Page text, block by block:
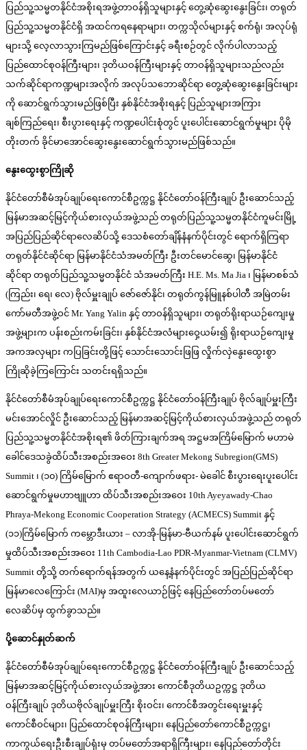
ပြည်သူ့သမ္မတနိုင်ငံအစိုးရအဖွဲ့တာဝန်ရှိသူများနှင့် တွေ့ဆုံဆွေးနွေးခြင်း၊ တရုတ်
ပြည်သူ့သမ္မတနိုင်ငံရှိ အထင်ကရနေရာများ၊ တက္ကသိုလ်များနှင့် စက်ရုံ၊ အလုပ်ရုံ
များသို့ လေ့လာသွားကြမည်ဖြစ်ကြောင်းနှင့် ခရီးစဉ်တွင် လိုက်ပါလာသည့်
ပြည်ထောင်စုဝန်ကြီးများ၊ ဒုတိယဝန်ကြီးများနှင့် တာဝန်ရှိသူများသည်လည်း
သက်ဆိုင်ရာကဏ္ဍများအလိုက် အလုပ်သဘောဆိုင်ရာ တွေ့ဆုံဆွေးနွေးခြင်းများ
ကို ဆောင်ရွက်သွားမည်ဖြစ်ပြီး နှစ်နိုင်ငံအစိုးရနှင့် ပြည်သူများအကြား
ချစ်ကြည်ရေး၊ စီးပွားရေးနှင့် ကဏ္ဍပေါင်းစုံတွင် ပူးပေါင်းဆောင်ရွက်မှုများ ပိုမို
တိုးတက် ခိုင်မာအောင်ဆွေးနွေးဆောင်ရွက်သွားမည်ဖြစ်သည်။
နွေးထွေးစွာကြိုဆို
နိုင်ငံတော်စီမံအုပ်ချုပ်ရေးကောင်စီဥက္ကဋ္ဌ နိုင်ငံတော်ဝန်ကြီးချုပ် ဦးဆောင်သည့်
မြန်မာအဆင့်မြင့်ကိုယ်စားလှယ်အဖွဲ့သည် တရုတ်ပြည်သူ့သမ္မတနိုင်ငံကူမင်းမြို့
အပြည်ပြည်ဆိုင်ရာလေဆိပ်သို့ ဒေသစံတော်ချိန်နံနက်ပိုင်းတွင် ရောက်ရှိကြရာ
တရုတ်နိုင်ငံဆိုင်ရာ မြန်မာနိုင်ငံသံအမတ်ကြီး ဦးတင်မောင်ဆွေ၊ မြန်မာနိုင်ငံ
ဆိုင်ရာ တရုတ်ပြည်သူ့သမ္မတနိုင်ငံ သံအမတ်ကြီး H.E. Ms. Ma Jia ၊ မြန်မာစစ်သံ
(ကြည်း၊ ရေ၊ လေ) ဗိုလ်မှူးချုပ် ဇော်ဇော်နိုင်၊ တရုတ်ကွန်မြူနစ်ပါတီ အမြဲတမ်း
ကော်မတီအဖွဲ့ဝင် Mr. Yang Yalin နှင့် တာဝန်ရှိသူများ၊ တရုတ်ရိုးရာယဉ်ကျေးမှု
အဖွဲ့များက ပန်းစည်းကမ်းခြင်း၊ နှစ်နိုင်ငံအလံများဝှေ့ယမ်း၍ ရိုးရာယဉ်ကျေးမှု
အကအလှများ ကပြခြင်းတို့ဖြင့် သောင်းသောင်းဖြဖြ လှိုက်လှဲနွေးထွေးစွာ
ကြိုဆိုခဲ့ကြကြောင်း သတင်းရရှိသည်။
နိုင်ငံတော်စီမံအုပ်ချုပ်ရေးကောင်စီဥက္ကဋ္ဌ နိုင်ငံတော်ဝန်ကြီးချုပ် ဗိုလ်ချုပ်မှူးကြီး
မင်းအောင်လှိုင် ဦးဆောင်သည့် မြန်မာအဆင့်မြင့်ကိုယ်စားလှယ်အဖွဲ့သည် တရုတ်
ပြည်သူ့သမ္မတနိုင်ငံအစိုးရ၏ ဖိတ်ကြားချက်အရ အဋ္ဌမအကြိမ်မြောက် မဟာမဲ
ခေါင်ဒေသခွဲထိပ်သီးအစည်းအဝေး 8th Greater Mekong Subregion(GMS)
Summit ၊ (၁၀) ကြိမ်မြောက် ဧရာဝတီ-ကျောက်ဖရား- မဲခေါင် စီးပွားရေးပူးပေါင်း
ဆောင်ရွက်မှုမဟာဗျူဟာ ထိပ်သီးအစည်းအဝေး 10th Ayeyawady-Chao
Phraya-Mekong Economic Cooperation Strategy (ACMECS) Summit နှင့်
(၁၁)ကြိမ်မြောက် ကမ္ဘောဒီးယား – လာအို-မြန်မာ-ဗီယက်နမ် ပူးပေါင်းဆောင်ရွက်
မှုထိပ်သီးအစည်းအဝေး 11th Cambodia-Lao PDR-Myanmar-Vietnam (CLMV)
Summit တို့သို့ တက်ရောက်ရန်အတွက် ယနေ့နံနက်ပိုင်းတွင် အပြည်ပြည်ဆိုင်ရာ
မြန်မာလေကြောင်း (MAI)မှ အထူးလေယာဉ်ဖြင့် နေပြည်တော်တပ်မတော်
လေဆိပ်မှ ထွက်ခွာသည်။
ပို့ဆောင်နှုတ်ဆက်
နိုင်ငံတော်စီမံအုပ်ချုပ်ရေးကောင်စီဥက္ကဋ္ဌ နိုင်ငံတော်ဝန်ကြီးချုပ် ဦးဆောင်သည့်
မြန်မာအဆင့်မြင့်ကိုယ်စားလှယ်အဖွဲ့အား ကောင်စီဒုတိယဥက္ကဋ္ဌ ဒုတိယ
ဝန်ကြီးချုပ် ဒုတိယဗိုလ်ချုပ်မှူးကြီး စိုးဝင်း၊ ကောင်စီအတွင်းရေးမှူးနှင့်
ကောင်စီဝင်များ၊ ပြည်ထောင်စုဝန်ကြီးများ၊ နေပြည်တော်ကောင်စီဥက္ကဋ္ဌ၊
ကာကွယ်ရေးဦးစီးချုပ်ရုံးမှ တပ်မတော်အရာရှိကြီးများ၊ နေပြည်တော်တိုင်း